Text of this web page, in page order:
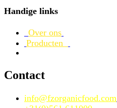
Handige links
Over ons
Producten
Contact
info@fzorganicfood.com